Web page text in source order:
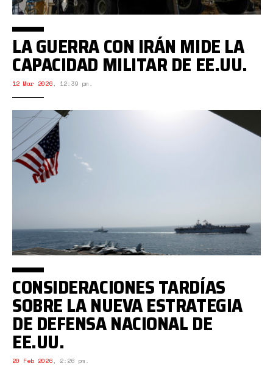
LA GUERRA CON IRÁN MIDE LA
CAPACIDAD MILITAR DE EE.UU.
12 Mar 2026, 12:39 pm.
CONSIDERACIONES TARDÍAS
SOBRE LA NUEVA ESTRATEGIA
DE DEFENSA NACIONAL DE
EE.UU.
20 Feb 2026, 2:26 pm.